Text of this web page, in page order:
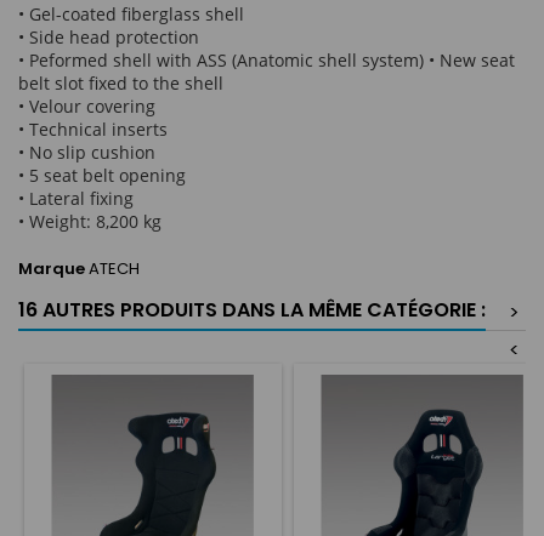
• Gel-coated fiberglass shell
• Side head protection
• Peformed shell with ASS (Anatomic shell system) • New seat
belt slot fixed to the shell
• Velour covering
• Technical inserts
• No slip cushion
• 5 seat belt opening
• Lateral fixing
• Weight: 8,200 kg
MarqueATECH
16 AUTRES PRODUITS DANS LA MÊME CATÉGORIE :
>
<